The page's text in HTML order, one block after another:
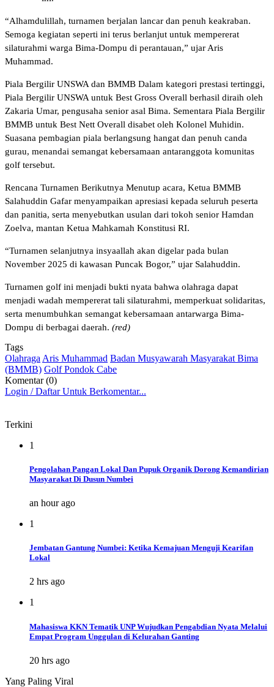
“Alhamdulillah, turnamen berjalan lancar dan penuh keakraban.
Semoga kegiatan seperti ini terus berlanjut untuk mempererat
silaturahmi warga Bima-Dompu di perantauan,” ujar Aris
Muhammad.
Piala Bergilir UNSWA dan BMMB Dalam kategori prestasi tertinggi,
Piala Bergilir UNSWA untuk Best Gross Overall berhasil diraih oleh
Zakaria Umar, pengusaha senior asal Bima. Sementara Piala Bergilir
BMMB untuk Best Nett Overall disabet oleh Kolonel Muhidin.
Suasana pembagian piala berlangsung hangat dan penuh canda
gurau, menandai semangat kebersamaan antaranggota komunitas
golf tersebut.
Rencana Turnamen Berikutnya Menutup acara, Ketua BMMB
Salahuddin Gafar menyampaikan apresiasi kepada seluruh peserta
dan panitia, serta menyebutkan usulan dari tokoh senior Hamdan
Zoelva, mantan Ketua Mahkamah Konstitusi RI.
“Turnamen selanjutnya insyaallah akan digelar pada bulan
November 2025 di kawasan Puncak Bogor,” ujar Salahuddin.
Turnamen golf ini menjadi bukti nyata bahwa olahraga dapat
menjadi wadah mempererat tali silaturahmi, memperkuat solidaritas,
serta menumbuhkan semangat kebersamaan antarwarga Bima-
Dompu di berbagai daerah. (red)
Tags
Olahraga Aris Muhammad Badan Musyawarah Masyarakat Bima
(BMMB) Golf Pondok Cabe
Komentar (0)
Login / Daftar Untuk Berkomentar...
Terkini
1
Pengolahan Pangan Lokal Dan Pupuk Organik Dorong Kemandirian
Masyarakat Di Dusun Numbei
an hour ago
1
Jembatan Gantung Numbei: Ketika Kemajuan Menguji Kearifan
Lokal
2 hrs ago
1
Mahasiswa KKN Tematik UNP Wujudkan Pengabdian Nyata Melalui
Empat Program Unggulan di Kelurahan Ganting
20 hrs ago
Yang Paling Viral